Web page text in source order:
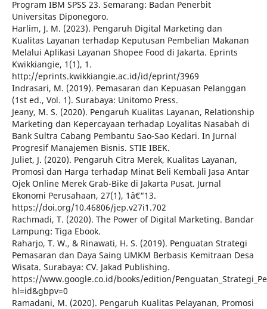
Program IBM SPSS 23. Semarang: Badan Penerbit
Universitas Diponegoro.
Harlim, J. M. (2023). Pengaruh Digital Marketing dan
Kualitas Layanan terhadap Keputusan Pembelian Makanan
Melalui Aplikasi Layanan Shopee Food di Jakarta. Eprints
Kwikkiangie, 1(1), 1.
http://eprints.kwikkiangie.ac.id/id/eprint/3969
Indrasari, M. (2019). Pemasaran dan Kepuasan Pelanggan
(1st ed., Vol. 1). Surabaya: Unitomo Press.
Jeany, M. S. (2020). Pengaruh Kualitas Layanan, Relationship
Marketing dan Kepercayaan terhadap Loyalitas Nasabah di
Bank Sultra Cabang Pembantu Sao-Sao Kedari. In Jurnal
Progresif Manajemen Bisnis. STIE IBEK.
Juliet, J. (2020). Pengaruh Citra Merek, Kualitas Layanan,
Promosi dan Harga terhadap Minat Beli Kembali Jasa Antar
Ojek Online Merek Grab-Bike di Jakarta Pusat. Jurnal
Ekonomi Perusahaan, 27(1), 1â€“13.
https://doi.org/10.46806/jep.v27i1.702
Rachmadi, T. (2020). The Power of Digital Marketing. Bandar
Lampung: Tiga Ebook.
Raharjo, T. W., & Rinawati, H. S. (2019). Penguatan Strategi
Pemasaran dan Daya Saing UMKM Berbasis Kemitraan Desa
Wisata. Surabaya: CV. Jakad Publishing.
https://www.google.co.id/books/edition/
hl=id&gbpv=0
Ramadani, M. (2020). Pengaruh Kualitas Pelayanan, Promosi